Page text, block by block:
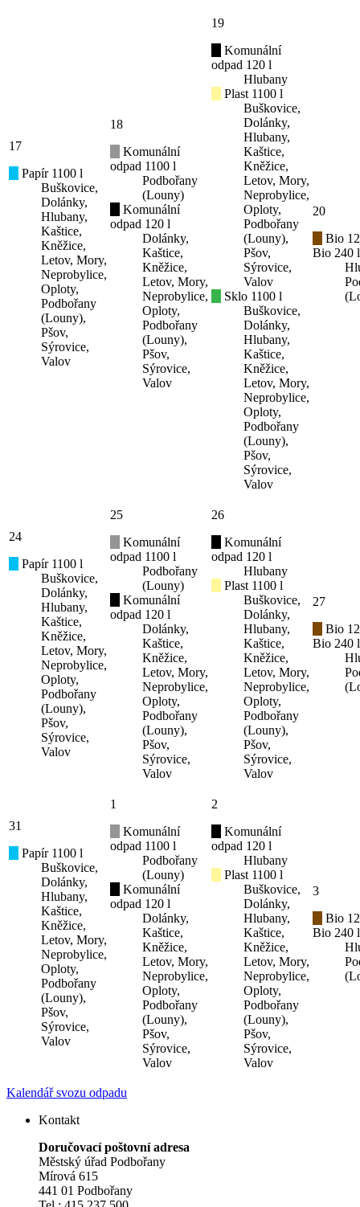
17
Papír 1100 l
Buškovice,
Dolánky,
Hlubany,
Kaštice,
Kněžice,
Letov, Mory,
Neprobylice,
Oploty,
Podbořany
(Louny),
Pšov,
Sýrovice,
Valov
18
Komunální
odpad 1100 l
Podbořany
(Louny)
Komunální
odpad 120 l
Dolánky,
Kaštice,
Kněžice,
Letov, Mory,
Neprobylice,
Oploty,
Podbořany
(Louny),
Pšov,
Sýrovice,
Valov
19
Komunální
odpad 120 l
Hlubany
Plast 1100 l
Buškovice,
Dolánky,
Hlubany,
Kaštice,
Kněžice,
Letov, Mory,
Neprobylice,
Oploty,
Podbořany
(Louny),
Pšov,
Sýrovice,
Valov
Sklo 1100 l
Buškovice,
Dolánky,
Hlubany,
Kaštice,
Kněžice,
Letov, Mory,
Neprobylice,
Oploty,
Podbořany
(Louny),
Pšov,
Sýrovice,
Valov
20
Bio
Bio 240 l
24
Papír 1100 l
Buškovice,
Dolánky,
Hlubany,
Kaštice,
Kněžice,
Letov, Mory,
Neprobylice,
Oploty,
Podbořany
(Louny),
Pšov,
Sýrovice,
Valov
25
Komunální
odpad 1100 l
Podbořany
(Louny)
Komunální
odpad 120 l
Dolánky,
Kaštice,
Kněžice,
Letov, Mory,
Neprobylice,
Oploty,
Podbořany
(Louny),
Pšov,
Sýrovice,
Valov
26
Komunální
odpad 120 l
Hlubany
Plast 1100 l
Buškovice,
Dolánky,
Hlubany,
Kaštice,
Kněžice,
Letov, Mory,
Neprobylice,
Oploty,
Podbořany
(Louny),
Pšov,
Sýrovice,
Valov
27
Bio
Bio 240 l
31
Papír 1100 l
Buškovice,
Dolánky,
Hlubany,
Kaštice,
Kněžice,
Letov, Mory,
Neprobylice,
Oploty,
Podbořany
(Louny),
Pšov,
Sýrovice,
Valov
1
Komunální
odpad 1100 l
Podbořany
(Louny)
Komunální
odpad 120 l
Dolánky,
Kaštice,
Kněžice,
Letov, Mory,
Neprobylice,
Oploty,
Podbořany
(Louny),
Pšov,
Sýrovice,
Valov
2
Komunální
odpad 120 l
Hlubany
Plast 1100 l
Buškovice,
Dolánky,
Hlubany,
Kaštice,
Kněžice,
Letov, Mory,
Neprobylice,
Oploty,
Podbořany
(Louny),
Pšov,
Sýrovice,
Valov
3
Bio
Bio 240 l
Kalendář svozu odpadu
Kontakt
Doručovací poštovní adresa
Městský úřad Podbořany
Mírová 615
441 01 Podbořany